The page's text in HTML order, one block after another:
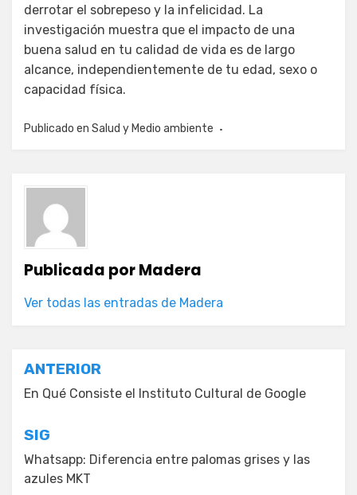
derrotar el sobrepeso y la infelicidad. La
investigación muestra que el impacto de una
buena salud en tu calidad de vida es de largo
alcance, independientemente de tu edad, sexo o
capacidad física.
Publicado en Salud y Medio ambiente
Publicada porMadera
Ver todas las entradas de Madera
Navegación
de
entradas
ANTERIOR
En Qué Consiste el Instituto Cultural de Google
SIG
Whatsapp: Diferencia entre palomas grises y las
azules MKT